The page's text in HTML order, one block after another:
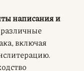
написания и
включая